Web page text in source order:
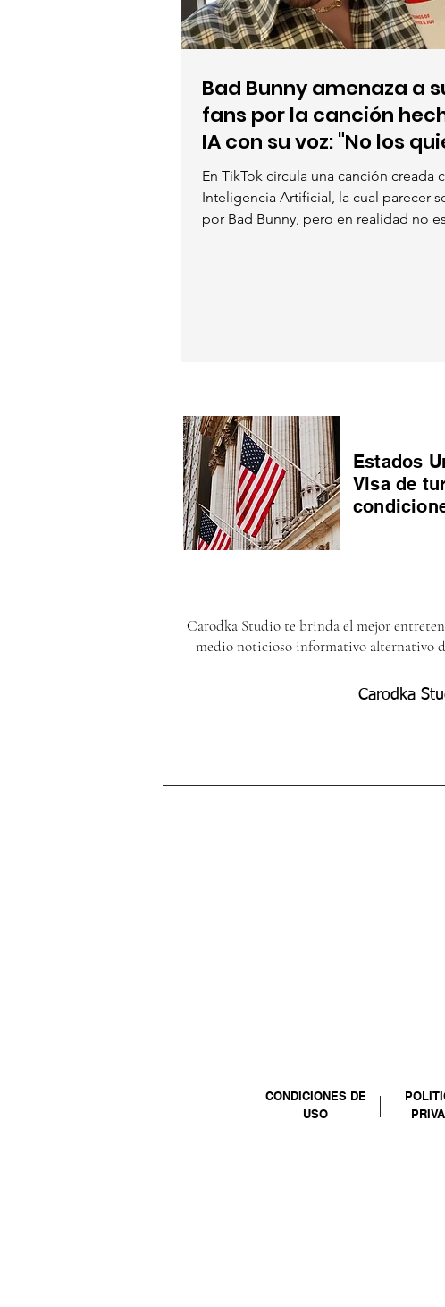
Bad Bunny amenaza a
fans por la canción
IA con su voz: "No los
la gira"
En TikTok circula una canción creada
Inteligencia Artificial, la cual parecer
por Bad Bunny, pero en realidad no
Estados
Visa de
Carodka Studio te brinda el mejor
medio noticioso informativo alternativo
Carodka
CONDICIONES DE
USO